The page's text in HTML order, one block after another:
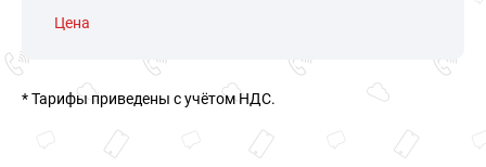
Цена
* Тарифы приведены c учётом НДС.